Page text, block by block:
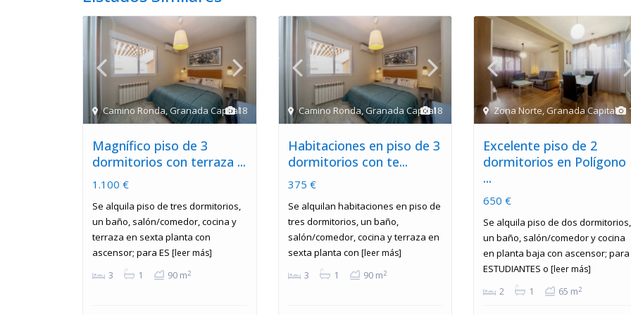
18
Camino Ronda,Granada Capital
Magnífico piso de 3
dormitorios con terraza ...
1.100 €
Se alquila piso de tres dormitorios,
un baño, salón/comedor, cocina y
terraza en sexta planta con
ascensor; para ES [leer más]
3 1 90 m2
18
Camino Ronda,Granada Capital
Habitaciones en piso de 3
dormitorios con te...
375 €
Se alquilan habitaciones en piso de
tres dormitorios, un baño,
salón/comedor, cocina y terraza en
sexta planta con [leer más]
3 1 90 m2
Zona Norte,Granada Capital
Excelente piso de 2
dormitorios en Polígono
...
650 €
Se alquila piso de dos dormitorios,
un baño, salón/comedor y cocina
en planta baja con ascensor; para
ESTUDIANTES o [leer más]
2 1 65 m2